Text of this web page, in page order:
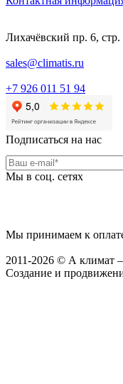
Лихачёвский пр. 6,
sales@climatis.ru
+7 926 011 51 94
Подписаться на нас
Мы в соц. сетях
Мы принимаем к
2011-2026 © А климат
Создание и